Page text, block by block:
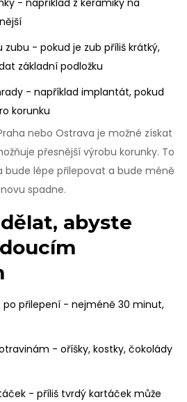
- například z keramiky na
zubu - pokud je zub příliš krátký,
základní podložku
- například implantát, pokud
korunku
nebo Ostrava je možné získat
přesnější výrobu korunky. To
bude lépe přilepovat a bude méně
spadne.
abyste
po přilepení - nejméně 30 minut,
- oříšky, kostky, čokolády
- příliš tvrdý kartáček může